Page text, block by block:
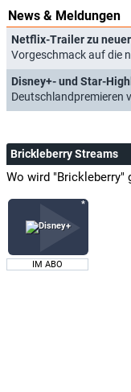
News & Meldungen
Netflix-Trailer zu
Vorgeschmack auf die
Deutschlandpremieren von
Brickleberry Streams
Wo wird "Brickleberry"
IM ABO